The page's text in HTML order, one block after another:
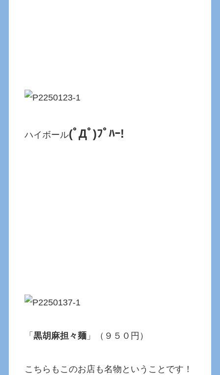
ハイボール(ﾟДﾟ)ﾌﾟﾊｰ!
「黒胡麻担々麺 」（９５０円）
こちらもこのお店も名物ということです！